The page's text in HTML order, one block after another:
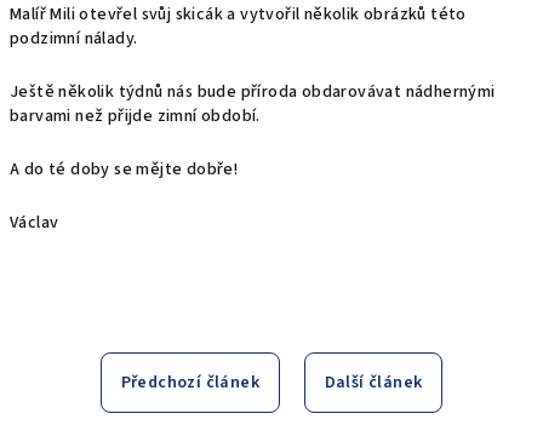
Malíř Mili otevřel svůj skicák a vytvořil několik obrázků této
podzimní nálady.
Ještě několik týdnů nás bude příroda obdarovávat nádhernými
barvami než přijde zimní období.
A do té doby se mějte dobře!
Václav
Předchozí článek Další článek